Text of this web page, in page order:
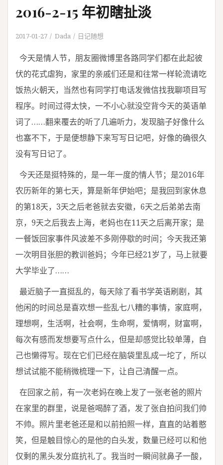
2016-2-15 年初瞎扯淡
2017-01-27 Dada 日记随想
今天是情人节，朋友圈微博里各路同学们都在此起彼
伏的花式虐狗，家里的亲戚们还是和往常一样轮流请吃
饭热火朝天，当然也有同学打电话发微信找我聊项目写
程序。时间过得太快，一不小心就没空背今天的英语单
词了……翻来覆去的听了几遍听力，发现脑子好像什么
也塞不下，于是便想静下来写写日记吧，好像的确很久
没有写日记了。
今天还是挺特殊的，是一年一度的情人节；是2016年
农历新年的第七天，算是新年伊始吧；是我回到家休息
的第18天，3天之后老爸就去安徽，6天之后弟弟去南
京，9天之后我去上海，老妈也在11天之后离开家；是
一餐饭回家事件风波差不多刚停歇的时间；今天我还第
一次明目张胆的教训爸妈；今年已经21岁了，马上就要
大学毕业了……
最近脑子一直挺乱的，每天除了看书学英语刷剧，其
他闲的时间总是喜欢想一些乱七八糟的事情，家庭啊，
理想啊，生活啊，社会啊，生命啊，爱情啊，财富啊，
每次有感而发想要写点什么，但是却感觉比较单薄，自
己也懒得写。现在它们已经在脑袋里乱成一坨了，所以
想试试能不能稍微梳理一下，让自己清醒一点。
在回家之前，有一次老妈在晚上发了一张老爸的照片
在家里的群里，说是爸喝醉了酒，发了张自拍问我们帅
不帅。照片里老爸还是和以前拍照一样，直直的站着憨
笑，但是触目惊心的是他的白头发，数量已经可以和他
仅剩的黑头发分庭抗礼了。我当时一瞬间就鼻子一酸，